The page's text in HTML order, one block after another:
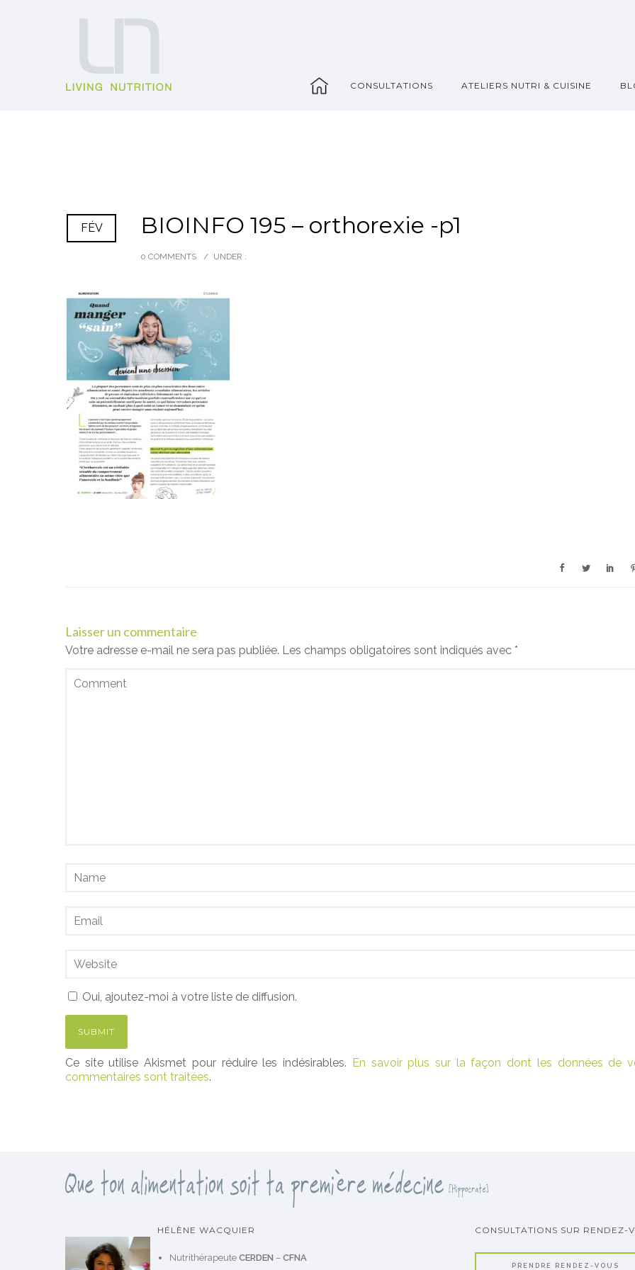
_ CONSULTATIONS ATELIERS NUTRI & CUISINE
FÉV BIOINFO 195 – orthorexie -p1
0 COMMENTS / UNDER :
Laisser un commentaire
Votre adresse e-mail ne sera pas publiée. Les champs obligatoires sont indiqués avec *
Oui, ajoutez-moi à votre liste de diffusion.
Ce site utilise Akismet pour réduire les indésirables. En savoir plus sur la façon dont les données de
commentaires sont traitées.
HÉLÈNE WACQUIER
Nutrithérapeute CERDEN – CFNA
CONSULTATIONS SUR RENDEZ-
PRENDRE RENDEZ-VOUS